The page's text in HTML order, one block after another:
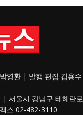
영환 | 발행·편집 김용
| 서울시 강남구 테헤란
스 02-482-3110